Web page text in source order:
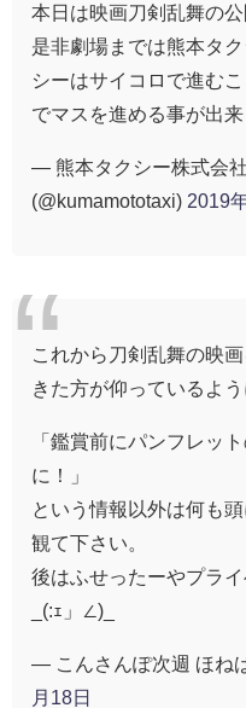
本日は映画刀剣乱舞の
是非劇場までは熊本タ
シーはサイコロで進む
でマスを進める事が出来
— 熊本タクシー株式会
(@kumamototaxi) 2019
これから刀剣乱舞の映
きた方が仰っているよう
「鑑賞前にパンフレッ
に！」
という情報以外は何も
観て下さい。
後はふせったーやプラ
_(:ｪ」∠)_
— こんさんぽ次週 ほね
月18日